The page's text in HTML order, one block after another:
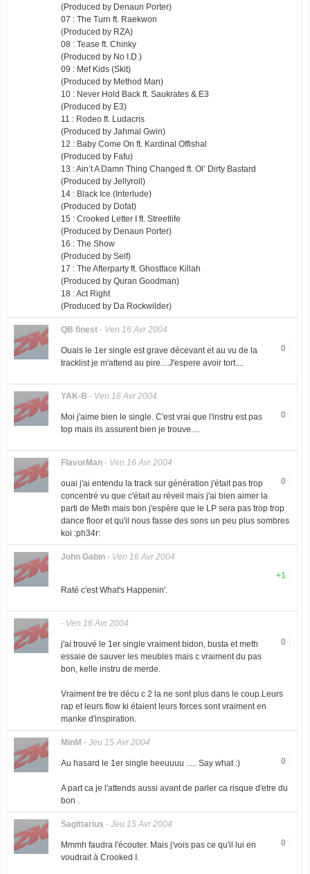
(Produced by Denaun Porter)
07 : The Turn ft. Raekwon
(Produced by RZA)
08 : Tease ft. Chinky
(Produced by No I.D.)
09 : Mef Kids (Skit)
(Produced by Method Man)
10 : Never Hold Back ft. Saukrates & E3
(Produced by E3)
11 : Rodeo ft. Ludacris
(Produced by Jahmal Gwin)
12 : Baby Come On ft. Kardinal Offishal
(Produced by Fafu)
13 : Ain’t A Damn Thing Changed ft. Ol’ Dirty Bastard
(Produced by Jellyroll)
14 : Black Ice (Interlude)
(Produced by Dofat)
15 : Crooked Letter I ft. Streetlife
(Produced by Denaun Porter)
16 : The Show
(Produced by Self)
17 : The Afterparty ft. Ghostface Killah
(Produced by Quran Goodman)
18 : Act Right
(Produced by Da Rockwilder)
QB finest- Ven 16 Avr 2004
0
Ouais le 1er single est grave décevant et au vu de la
tracklist je m'attend au pire....J'espere avoir tort....
YAK-B - Ven 16 Avr 2004
0
Moi j'aime bien le single. C'est vrai que l'instru est pas
top mais ils assurent bien je trouve....
FlavorMan- Ven 16 Avr 2004
0
ouai j'ai entendu la track sur génération j'était pas trop
concentré vu que c'était au réveil mais j'ai bien aimer la
parti de Meth mais bon j'espère que le LP sera pas trop trop
dance floor et qu'il nous fasse des sons un peu plus sombres
koi :ph34r:
John Gabin- Ven 16 Avr 2004
+1
Raté c'est What's Happenin'.
- Ven 16 Avr 2004
0
j'ai trouvé le 1er single vraiment bidon, busta et meth
essaie de sauver les meubles mais c vraiment du pas
bon, kelle instru de merde.
Vraiment tre tre décu c 2 la ne sont plus dans le coup.Leurs
rap et leurs flow ki étaient leurs forces sont vraiment en
manke d'inspiration.
MinM - Jeu 15 Avr 2004
0
Au hasard le 1er single heeuuuu ..... Say what :)
A part ca je l'attends aussi avant de parler ca risque d'etre du
bon .
Sagittarius - Jeu 15 Avr 2004
0
Mmmh faudra l'écouter. Mais j'vois pas ce qu'il lui en
voudrait à Crooked I.